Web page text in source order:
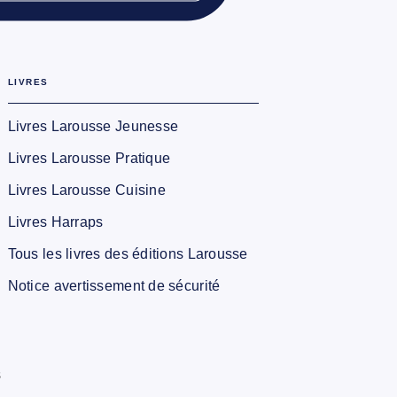
LIVRES
Livres Larousse Jeunesse
Livres Larousse Pratique
Livres Larousse Cuisine
Livres Harraps
Tous les livres des éditions Larousse
Notice avertissement de sécurité